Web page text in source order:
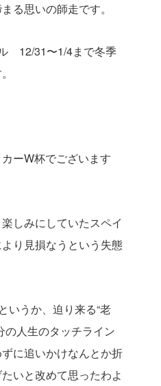
る思いの師走です。
12/31〜1/4まで冬季
ーW杯でございます
しみにしていたスペイ
り見損なうという失態
いうか、迫り来る“老
の人生のタッチライン
に追いかけなんとか折
いと改めて思ったわよ